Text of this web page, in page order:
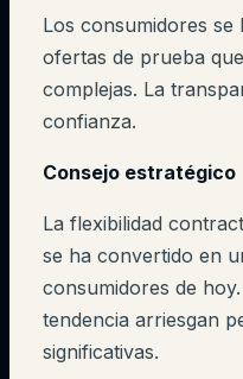
Los consumidores
ofertas de prueba
complejas. La
confianza.
Consejo estratégico
La flexibilidad
se ha convertido en
consumidores de
tendencia arriesgan
significativas.